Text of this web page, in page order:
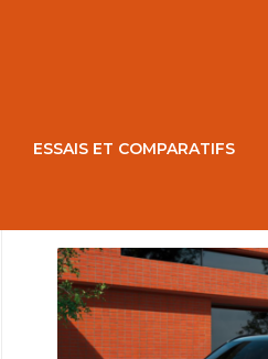
ESSAIS ET COMPARATIFS